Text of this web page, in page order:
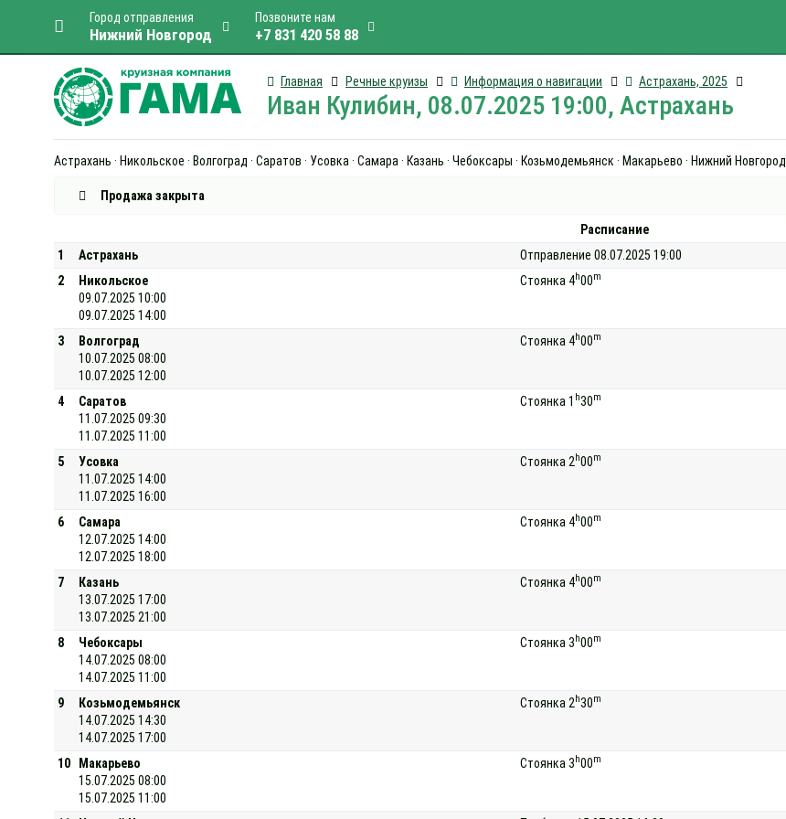
Город отправления
Нижний Новгород
Позвоните нам
+7 831 420 58 88
Главная Речные круизы Информация о навигации Астрахань, 2025
Иван Кулибин, 08.07.2025 19:00, Астрахань
Астрахань · Никольское · Волгоград · Саратов · Усовка · Самара · Казань · Чебоксары · Козьмодемьянск · Макарьево · Нижний Новгород
Продажа закрыта
Расписание
1
Астрахань
Отправление 08.07.2025 19:00
2
Никольское
09.07.2025 10:00
09.07.2025 14:00
Стоянка 4h00m
3
Волгоград
10.07.2025 08:00
10.07.2025 12:00
Стоянка 4h00m
4
Саратов
11.07.2025 09:30
11.07.2025 11:00
Стоянка 1 h30m
5
Усовка
11.07.2025 14:00
11.07.2025 16:00
Стоянка 2 h00m
6
Самара
12.07.2025 14:00
12.07.2025 18:00
Стоянка 4h00m
7
Казань
13.07.2025 17:00
13.07.2025 21:00
Стоянка 4h00m
8
Чебоксары
14.07.2025 08:00
14.07.2025 11:00
Стоянка 3 h00m
9
Козьмодемьянск
14.07.2025 14:30
14.07.2025 17:00
Стоянка 2 h30m
10
Макарьево
15.07.2025 08:00
15.07.2025 11:00
Стоянка 3 h00m